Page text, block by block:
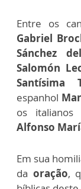
Entre os
Gabriel
Sánchez
Salomón
Santísima
espanhol
os italianos
Alfonso
Em sua
da oração,